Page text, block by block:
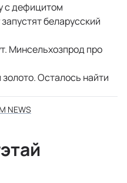
с дефицитом
беларусский
Минсельхозпрод про
Осталось найти
NEWS